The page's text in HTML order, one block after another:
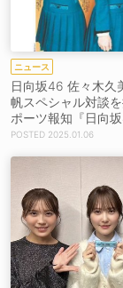
ニュース
日向坂46 佐々木久
帆スペシャル対談
ポーツ報知『日向
面新聞』通信販売ス
2025.01.06